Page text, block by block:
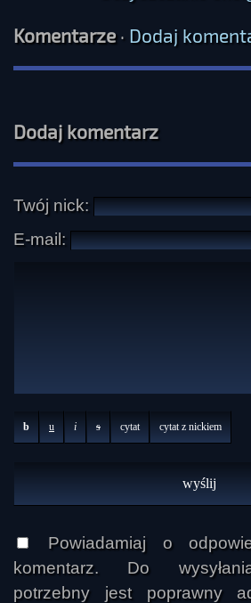
Komentarze· Dodaj
Dodaj komentarz
Twój nick:
E-mail:
b u i s cytat cytat z nickiem
Powiadamiaj o
komentarz. Do
potrzebny jest poprawny